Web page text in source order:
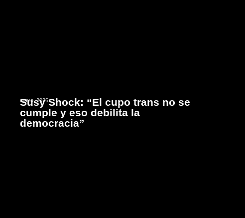
mayo, 2026
Susy Shock: “El cupo trans no se
cumple y eso debilita la
democracia”